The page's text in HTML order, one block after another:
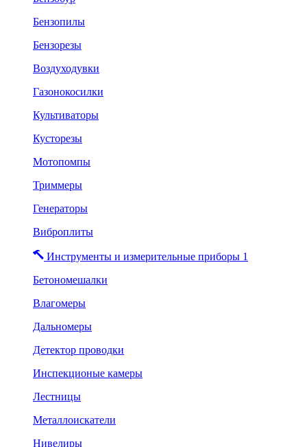
Бензопилы
Бензорезы
Воздуходувки
Газонокосилки
Культиваторы
Кусторезы
Мотопомпы
Триммеры
Генераторы
Виброплиты
Инструменты и измерительные приборы 1
Бетономешалки
Влагомеры
Дальномеры
Детектор проводки
Инспекционые камеры
Лестницы
Металлоискатели
Нивелиры